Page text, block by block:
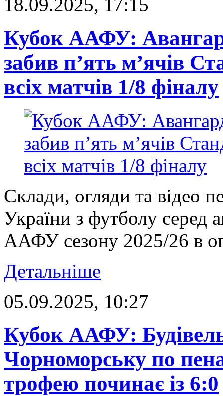
18.09.2025, 17:15
Кубок ААФУ:
забив п’ять м’ячів
всіх матчів 1/8 фіналу
Склади, огляди та відео
України з футболу серед
ААФУ сезону 2025/26 в
Детальніше
05.09.2025, 10:27
Кубок ААФУ:
Чорноморську по
трофею починає із 6:0